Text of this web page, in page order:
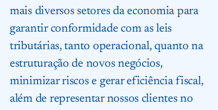
mais diversos setores da economia para
garantir conformidade com as leis
tributárias, tanto operacional, quanto na
estruturação de novos negócios,
minimizar riscos e gerar eficiência fiscal,
além de representar nossos clientes no